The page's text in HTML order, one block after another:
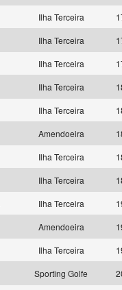
Ilha Terceira
Ilha Terceira
Ilha Terceira
Ilha Terceira
Ilha Terceira
Amendoeira
Ilha Terceira
Ilha Terceira
Ilha Terceira
Amendoeira
Ilha Terceira
Sporting Golfe